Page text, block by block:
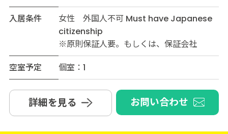
入居条件
女性 外国人不可 Must have Japanese
citizenship
※原則保証人要。もしくは、保証会社
空室予定
個室：1
詳細を見る お問い合わせ